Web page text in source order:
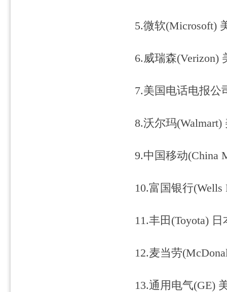
5.微软(Microsoft)
6.威瑞森(Verizon)
7.美国电话电报公
8.沃尔玛
9.中国移动(China
10.富国银行
11.丰田(Toyota)
12.麦当劳
13.通用电气(GE)